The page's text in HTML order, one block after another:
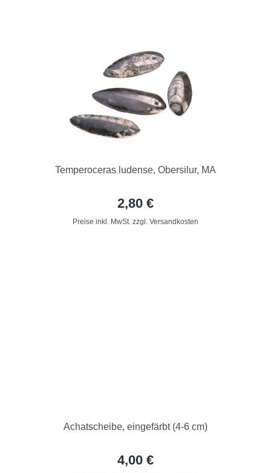
Temperoceras ludense, Obersilur, MA
2,80 €
Preise inkl. MwSt. zzgl. Versandkosten
Achatscheibe, eingefärbt (4-6 cm)
4,00 €